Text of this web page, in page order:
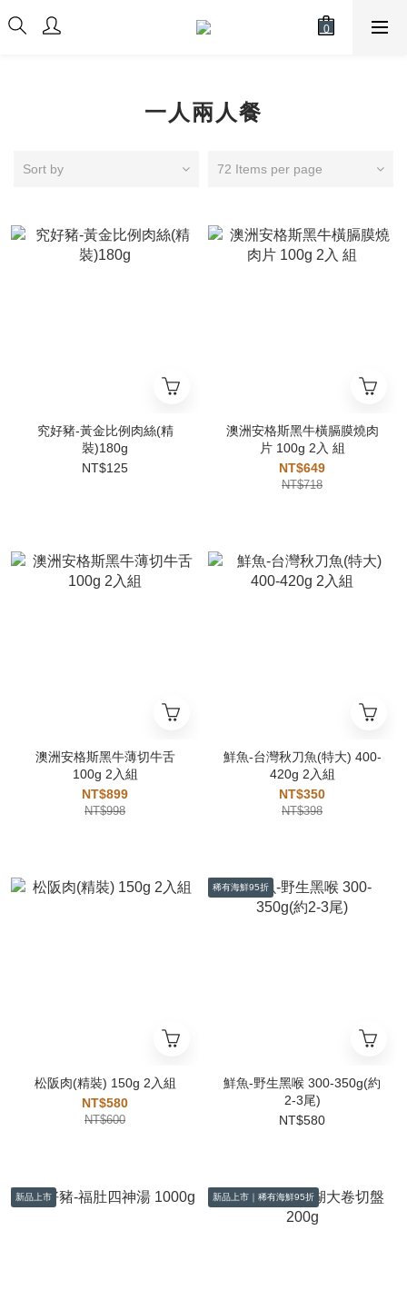
一人兩人餐
Sort by 72 Items per page
究好豬-黃金比例肉絲(精
裝)180g
NT$125
澳洲安格斯黑牛橫膈膜燒肉
片 100g 2入 組
NT$649
NT$718
澳洲安格斯黑牛薄切牛舌
100g 2入組
NT$899
NT$998
鮮魚-台灣秋刀魚(特大) 400-
420g 2入組
NT$350
NT$398
松阪肉(精裝) 150g 2入組
NT$580
NT$600
稀有海鮮95折
鮮魚-野生黑喉 300-350g(約
2-3尾)
NT$580
新品上市 新品上市｜稀有海鮮95折